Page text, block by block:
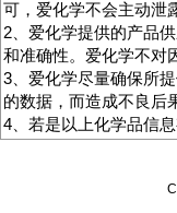
可，爱化学不会主动泄
2、爱化学提供的产品
和准确性。爱化学不对
3、爱化学尽量确保所
的数据，而造成不良后
4、若是以上化学品信